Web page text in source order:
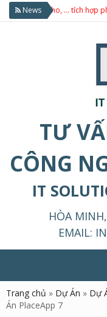
News
… tích hợp phần mềm
TƯ
CÔNG
IT
HÒA
EMAIL:
Trang chủ » Dự Án » Dự
Án PlaceApp 7